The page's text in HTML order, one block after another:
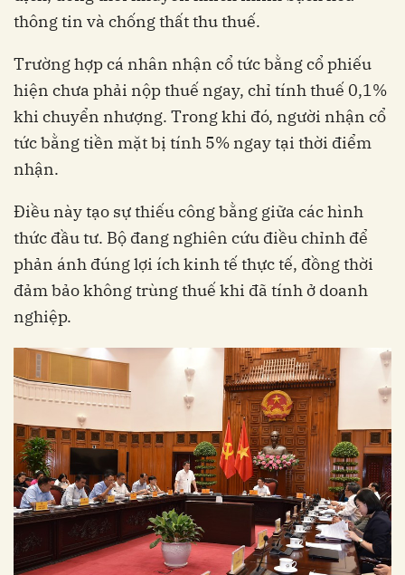
thông tin và chống thất thu thuế.
Trường hợp cá nhân nhận cổ tức bằng cổ phiếu
hiện chưa phải nộp thuế ngay, chỉ tính thuế 0,1%
khi chuyển nhượng. Trong khi đó, người nhận cổ
tức bằng tiền mặt bị tính 5% ngay tại thời điểm
nhận.
Điều này tạo sự thiếu công bằng giữa các hình
thức đầu tư. Bộ đang nghiên cứu điều chỉnh để
phản ánh đúng lợi ích kinh tế thực tế, đồng thời
đảm bảo không trùng thuế khi đã tính ở doanh
nghiệp.